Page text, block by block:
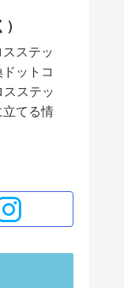
ステッ
ットコ
ステッ
てる情